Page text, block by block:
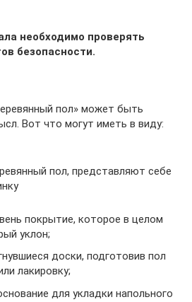
необходимо проверять
безопасности.
пол» может быть
Вот что могут иметь в виду:
пол, представляют себе
покрытие, которое в целом
уклон;
доски, подготовив пол
лакировку;
для укладки напольного